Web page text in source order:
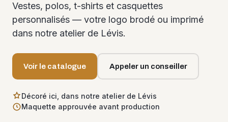
Vestes, polos, t-shirts et casquettes
personnalisés — votre logo brodé ou imprimé
dans notre atelier de Lévis.
Voir le catalogue Appeler un conseiller
Décoré ici, dans notre atelier de Lévis
Maquette approuvée avant production